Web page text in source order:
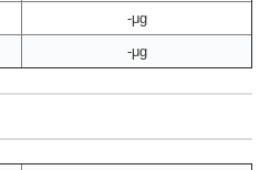
-μg
-μg